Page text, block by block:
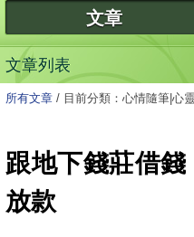
文章
文章列表
所有文章 / 目前分類：心情隨筆|心
跟地下錢莊借
放款